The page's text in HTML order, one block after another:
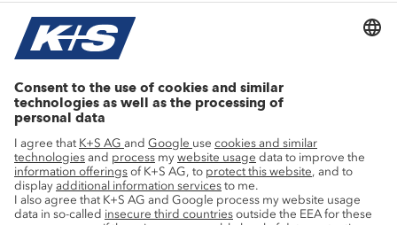
Current topics
Innovation
Sustainability
Service